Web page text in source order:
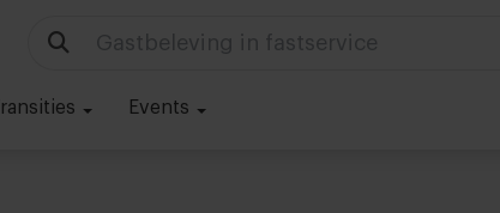
Gastbeleving in fastservice
Transities Events